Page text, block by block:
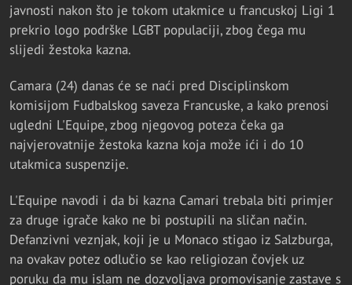
javnosti nakon što je tokom utakmice u francuskoj Ligi 1
prekrio logo podrške LGBT populaciji, zbog čega mu
slijedi žestoka kazna.
Camara (24) danas će se naći pred Disciplinskom
komisijom Fudbalskog saveza Francuske, a kako prenosi
ugledni L'Equipe, zbog njegovog poteza čeka ga
najvjerovatnije žestoka kazna koja može ići i do 10
utakmica suspenzije.
L'Equipe navodi i da bi kazna Camari trebala biti primjer
za druge igrače kako ne bi postupili na sličan način.
Defanzivni veznjak, koji je u Monaco stigao iz Salzburga,
na ovakav potez odlučio se kao religiozan čovjek uz
poruku da mu islam ne dozvoljava promovisanje zastave s